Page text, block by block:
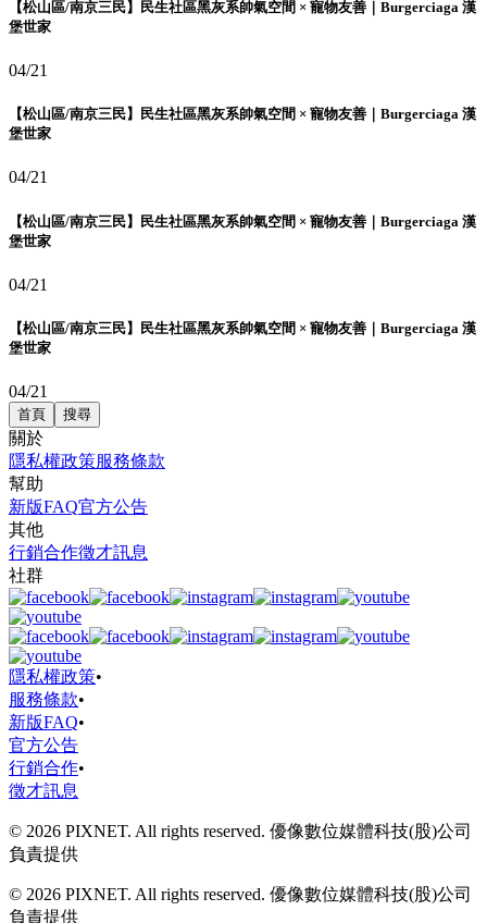
【松山區/南京三民】民生社區黑灰系帥氣空間 × 寵物友善｜Burgerciaga 漢
堡世家
04/21
【松山區/南京三民】民生社區黑灰系帥氣空間 × 寵物友善｜Burgerciaga 漢
堡世家
04/21
【松山區/南京三民】民生社區黑灰系帥氣空間 × 寵物友善｜Burgerciaga 漢
堡世家
04/21
【松山區/南京三民】民生社區黑灰系帥氣空間 × 寵物友善｜Burgerciaga 漢
堡世家
04/21
首頁 搜尋
關於
隱私權政策服務條款
幫助
新版FAQ官方公告
其他
行銷合作徵才訊息
社群
隱私權政策•
服務條款•
新版FAQ•
官方公告
行銷合作•
徵才訊息
© 2026 PIXNET. All rights reserved. 優像數位媒體科技(股)公司
負責提供
© 2026 PIXNET. All rights reserved. 優像數位媒體科技(股)公司
負責提供